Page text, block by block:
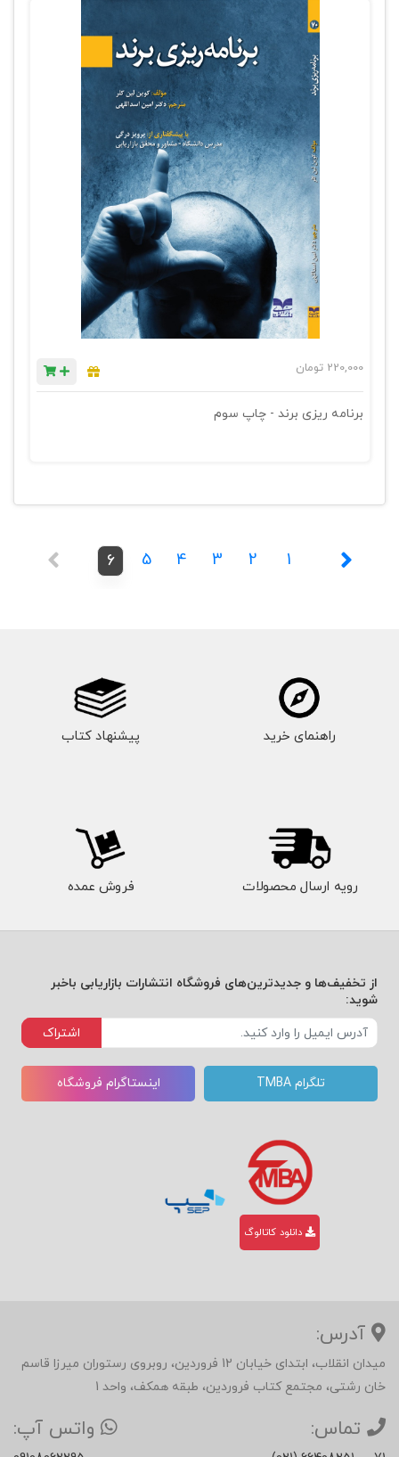
220,000 تومان
برنامه ریزی برند - چاپ سوم
1
2
3
4
5
6
راهنمای خرید پیشنهاد کتاب
رویه ارسال محصولات فروش عمده
از تخفیف‌ها و جدیدترین‌های فروشگاه انتشارات بازاریابی باخبر
شوید:
اشتراک
تلگرام TMBA اینستاگرام فروشگاه
دانلود کاتالوگ
آدرس:
میدان انقلاب، ابتدای خیابان 12 فروردین، روبروی رستوران میرزا قاسم
خان رشتی، مجتمع کتاب فروردین، طبقه همکف، واحد 1
تماس: واتس آپ: